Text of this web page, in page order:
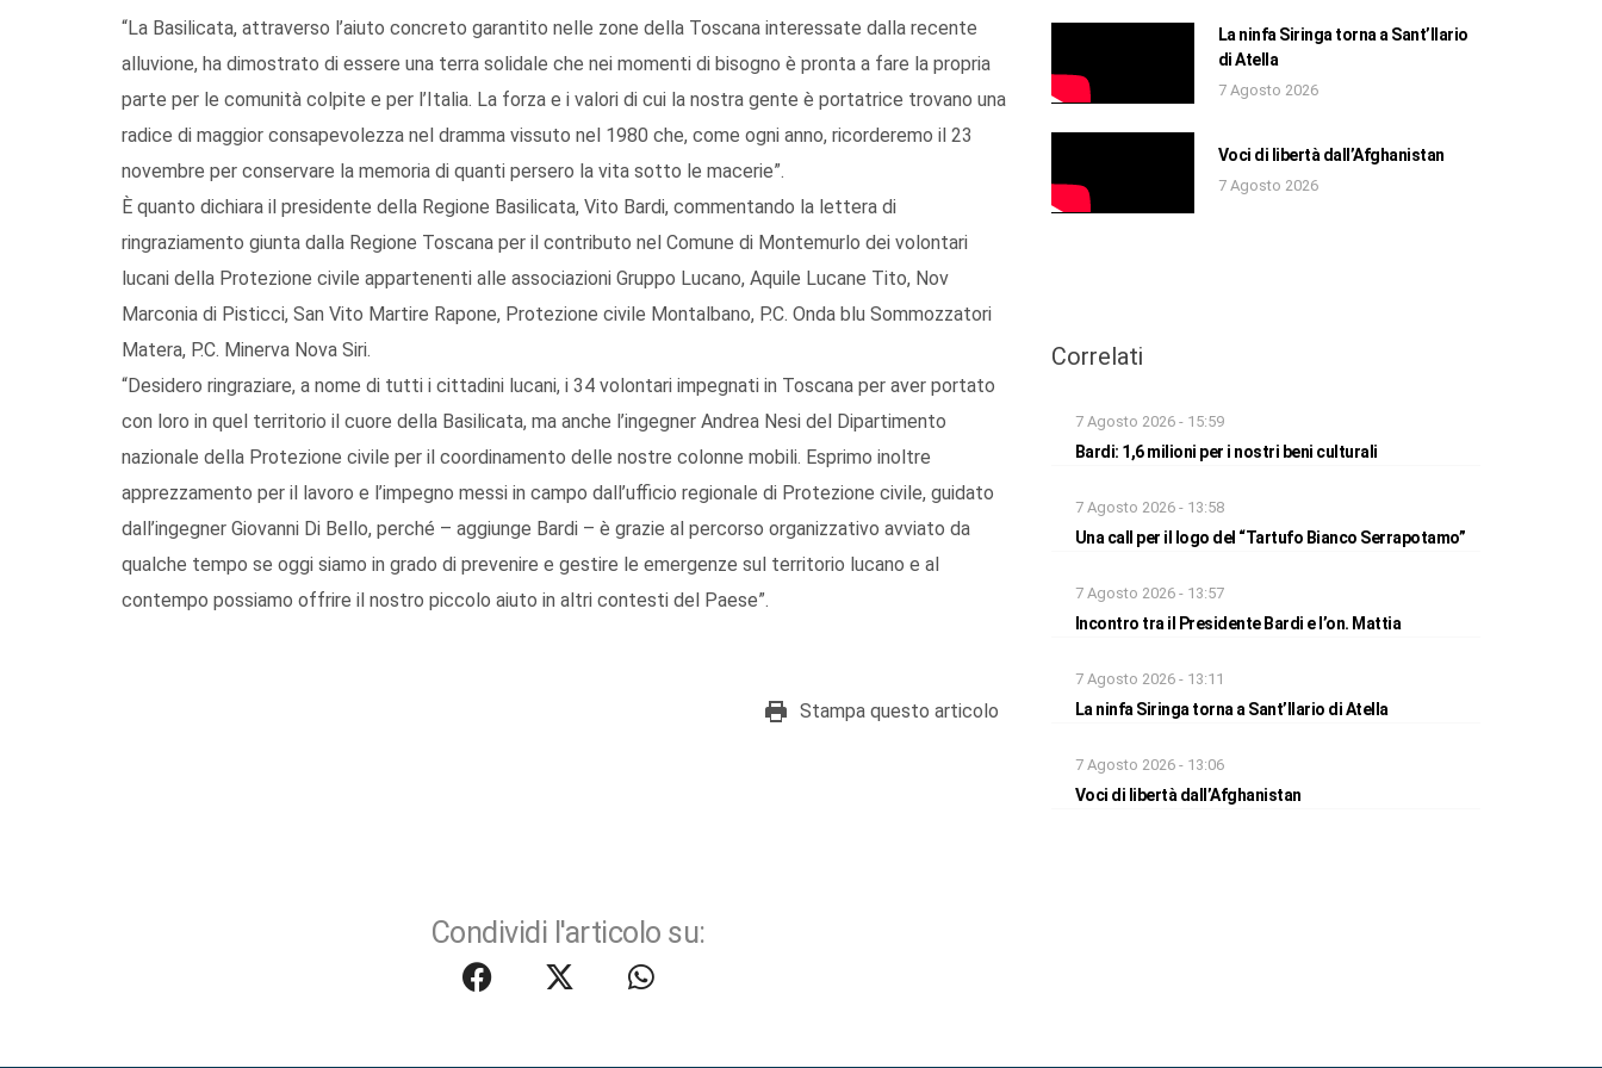
“La Basilicata, attraverso l’aiuto concreto garantito nelle zone della Toscana interessate dalla recente
alluvione, ha dimostrato di essere una terra solidale che nei momenti di bisogno è pronta a fare la propria
parte per le comunità colpite e per l’Italia. La forza e i valori di cui la nostra gente è portatrice trovano una
radice di maggior consapevolezza nel dramma vissuto nel 1980 che, come ogni anno, ricorderemo il 23
novembre per conservare la memoria di quanti persero la vita sotto le macerie”.
È quanto dichiara il presidente della Regione Basilicata, Vito Bardi, commentando la lettera di
ringraziamento giunta dalla Regione Toscana per il contributo nel Comune di Montemurlo dei volontari
lucani della Protezione civile appartenenti alle associazioni Gruppo Lucano, Aquile Lucane Tito, Nov
Marconia di Pisticci, San Vito Martire Rapone, Protezione civile Montalbano, P.C. Onda blu Sommozzatori
Matera, P.C. Minerva Nova Siri.
“Desidero ringraziare, a nome di tutti i cittadini lucani, i 34 volontari impegnati in Toscana per aver portato
con loro in quel territorio il cuore della Basilicata, ma anche l’ingegner Andrea Nesi del Dipartimento
nazionale della Protezione civile per il coordinamento delle nostre colonne mobili. Esprimo inoltre
apprezzamento per il lavoro e l’impegno messi in campo dall’ufficio regionale di Protezione civile, guidato
dall’ingegner Giovanni Di Bello, perché – aggiunge Bardi – è grazie al percorso organizzativo avviato da
qualche tempo se oggi siamo in grado di prevenire e gestire le emergenze sul territorio lucano e al
contempo possiamo offrire il nostro piccolo aiuto in altri contesti del Paese”.
Stampa questo articolo
Condividi l'articolo su:
La ninfa Siringa torna a Sant’Ilario
di Atella
7 Agosto 2026
Voci di libertà dall’Afghanistan
7 Agosto 2026
Correlati
7 Agosto 2026 - 15:59
Bardi: 1,6 milioni per i nostri beni culturali
7 Agosto 2026 - 13:58
Una call per il logo del “Tartufo Bianco Serrapotamo”
7 Agosto 2026 - 13:57
Incontro tra il Presidente Bardi e l’on. Mattia
7 Agosto 2026 - 13:11
La ninfa Siringa torna a Sant’Ilario di Atella
7 Agosto 2026 - 13:06
Voci di libertà dall’Afghanistan